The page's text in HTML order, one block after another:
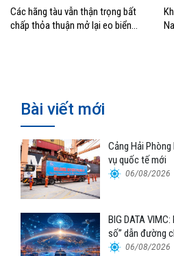
Các hãng tàu vẫn thận trọng bất
chấp thỏa thuận mở lại eo biển
Bài viết mới
Cảng Hải
vụ quốc tế mới
06/08/2026
BIG DATA
số” dẫn đường
06/08/2026